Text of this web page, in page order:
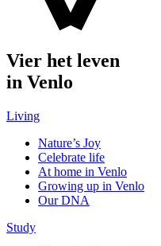
Vier het leven
in Venlo
Living
Nature’s Joy
Celebrate life
At home in Venlo
Growing up in Venlo
Our DNA
Study